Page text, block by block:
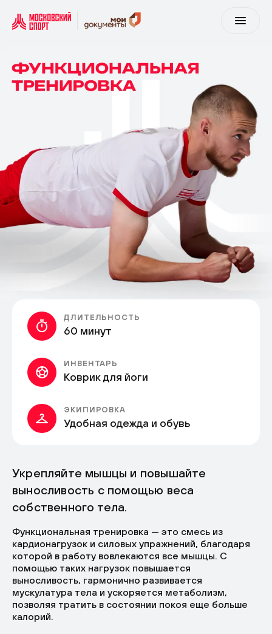
ДЛИТЕЛЬНОСТЬ
60 минут
ИНВЕНТАРЬ
Коврик для йоги
ЭКИПИРОВКА
Удобная одежда и обувь
Укрепляйте мышцы и повышайте
выносливость с помощью веса
собственного тела.
Функциональная тренировка — это смесь из
кардионагрузок и силовых упражнений, благодаря
которой в работу вовлекаются все мышцы. С
помощью таких нагрузок повышается
выносливость, гармонично развивается
мускулатура тела и ускоряется метаболизм,
позволяя тратить в состоянии покоя еще больше
калорий.